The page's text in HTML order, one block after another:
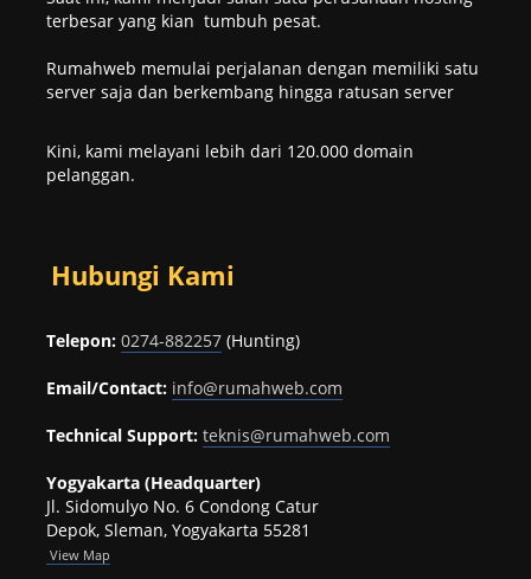
terbesar yang kian tumbuh pesat.
Rumahweb memulai perjalanan dengan memiliki satu
server saja dan berkembang hingga ratusan server
Kini, kami melayani lebih dari 120.000 domain
pelanggan.
Hubungi Kami
Telepon: 0274-882257 (Hunting)
Email/Contact: info@rumahweb.com
Technical Support: teknis@rumahweb.com
Yogyakarta (Headquarter)
Jl. Sidomulyo No. 6 Condong Catur
Depok, Sleman, Yogyakarta 55281
View Map